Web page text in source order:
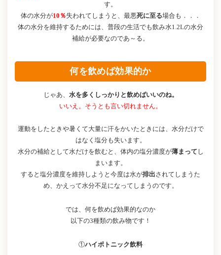
す。
体の水分が10％失われてしまうと、最悪死に至る場合も．．．
体の水分を維持するためには、普段の生活でも飲み水1.2Lの水分
補給が必要なのであ～る。
何を飲めば効果的か
じゃあ、 水を多くしっかりと飲めばいいのね。
いいえ。そうとも言い切れません。
運動をしたときや暑くて大量に汗をかいたときには、水分だけで
はなく塩分も失います。
水分の補給として水だけを飲むと、体内の塩分濃度が薄まって し
まいます。
すると塩分濃度を維持しようと今度は水が排出されてしまうた
め、かえって水分不足になってしまうのです。
では、何を飲めば効果的なのか
以下の3種類の飲み物です！
①ハイポトニック飲料